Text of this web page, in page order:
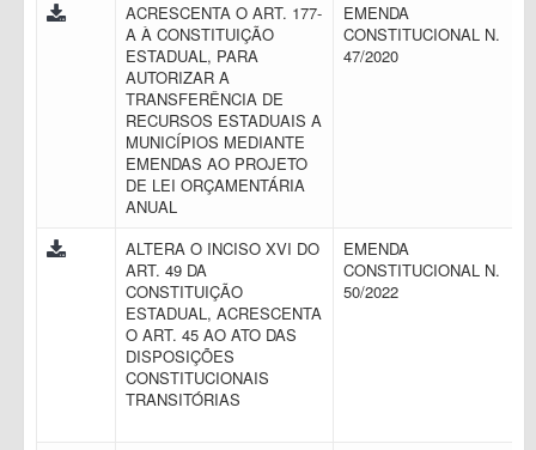
ACRESCENTA O ART. 177-
A À CONSTITUIÇÃO
ESTADUAL, PARA
AUTORIZAR A
TRANSFERÊNCIA DE
RECURSOS ESTADUAIS A
MUNICÍPIOS MEDIANTE
EMENDAS AO PROJETO
DE LEI ORÇAMENTÁRIA
ANUAL
EMENDA
CONSTITUCIONAL N.
47/2020
ALTERA O INCISO XVI DO
ART. 49 DA
CONSTITUIÇÃO
ESTADUAL, ACRESCENTA
O ART. 45 AO ATO DAS
DISPOSIÇÕES
CONSTITUCIONAIS
TRANSITÓRIAS
EMENDA
CONSTITUCIONAL N.
50/2022